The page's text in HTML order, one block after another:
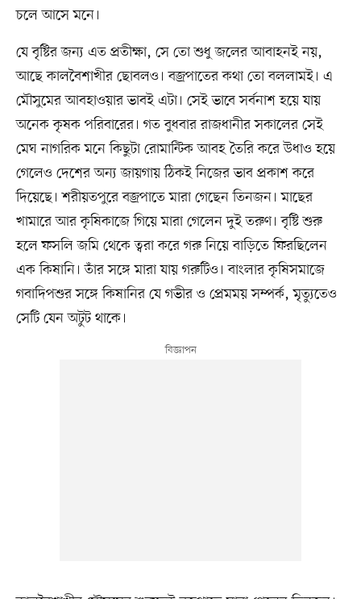
চলে আসে মনে।
যে বৃষ্টির জন্য এত প্রতীক্ষা, সে তো শুধু জলের আবাহনই নয়,
আছে কালবৈশাখীর ছোবলও। বজ্রপাতের কথা তো বললামই। এ
মৌসুমের আবহাওয়ার ভাবই এটা। সেই ভাবে সর্বনাশ হয়ে যায়
অনেক কৃষক পরিবারের। গত বুধবার রাজধানীর সকালের সেই
মেঘ নাগরিক মনে কিছুটা রোমান্টিক আবহ তৈরি করে উধাও হয়ে
গেলেও দেশের অন্য জায়গায় ঠিকই নিজের ভাব প্রকাশ করে
দিয়েছে। শরীয়তপুরে বজ্রপাতে মারা গেছেন তিনজন। মাছের
খামারে আর কৃষিকাজে গিয়ে মারা গেলেন দুই তরুণ। বৃষ্টি শুরু
হলে ফসলি জমি থেকে ত্বরা করে গরু নিয়ে বাড়িতে ফিরছিলেন
এক কিষানি। তাঁর সঙ্গে মারা যায় গরুটিও। বাংলার কৃষিসমাজে
গবাদিপশুর সঙ্গে কিষানির যে গভীর ও প্রেমময় সম্পর্ক, মৃত্যুতেও
সেটি যেন অটুট থাকে।